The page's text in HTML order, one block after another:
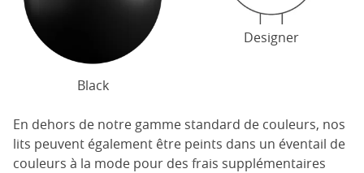
Black
Designer
En dehors de notre gamme standard de couleurs, nos
lits peuvent également être peints dans un éventail de
couleurs à la mode pour des frais supplémentaires